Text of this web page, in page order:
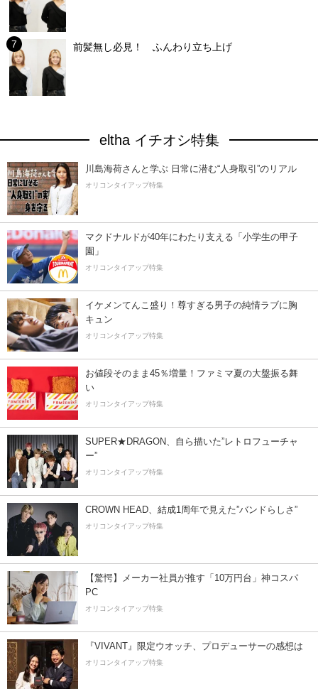
前髪無し必見！ ふんわり立ち上げ
eltha イチオシ特集
川島海荷さんと学ぶ 日常に潜む“人身取引”のリアル
オリコンタイアップ特集
マクドナルドが40年にわたり支える「小学生の甲子
園」
オリコンタイアップ特集
イケメンてんこ盛り！尊すぎる男子の純情ラブに胸
キュン
オリコンタイアップ特集
お値段そのまま45％増量！ファミマ夏の大盤振る舞
い
オリコンタイアップ特集
SUPER★DRAGON、自ら描いた”レトロフューチャ
ー”
オリコンタイアップ特集
CROWN HEAD、結成1周年で見えた”バンドらしさ”
オリコンタイアップ特集
【驚愕】メーカー社員が推す「10万円台」神コスパ
PC
オリコンタイアップ特集
『VIVANT』限定ウオッチ、プロデューサーの感想は
オリコンタイアップ特集